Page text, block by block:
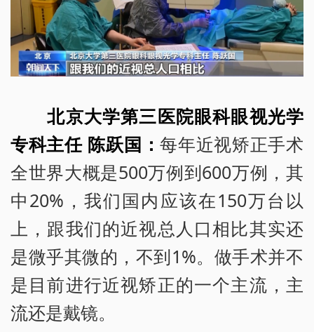
北京大学第三医院眼科眼视光学
专科主任 陈跃国：每年近视矫正手术
全世界大概是500万例到600万例，其
中20%，我们国内应该在150万台以
上，跟我们的近视总人口相比其实还
是微乎其微的，不到1%。做手术并不
是目前进行近视矫正的一个主流，主
流还是戴镜。